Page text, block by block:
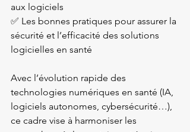
aux logiciels
✅ Les bonnes pratiques pour assurer la
sécurité et l’efficacité des solutions
logicielles en santé
Avec l’évolution rapide des
technologies numériques en santé (IA,
logiciels autonomes, cybersécurité…),
ce cadre vise à harmoniser les